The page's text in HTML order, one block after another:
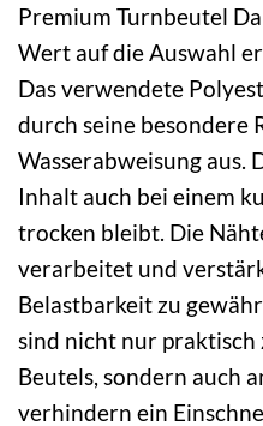
Premium Turnbeutel
Wert auf die Auswahl
Das verwendete
durch seine besondere
Wasserabweisung aus.
Inhalt auch bei einem
trocken bleibt. Die
verarbeitet und
Belastbarkeit zu
sind nicht nur praktisch
Beutels, sondern auch
verhindern ein